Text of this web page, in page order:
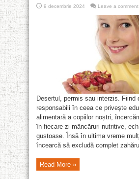
9 decembrie 2024 Leave a comment
Desertul, permis sau interzis. Fiind
responsabili în ceea ce privește
alimentară a copiilor noștri,
în fiecare zi mâncăruri nutritive,
gustoase. Însă în ultima vreme
încearcă să excludă complet
Read More »